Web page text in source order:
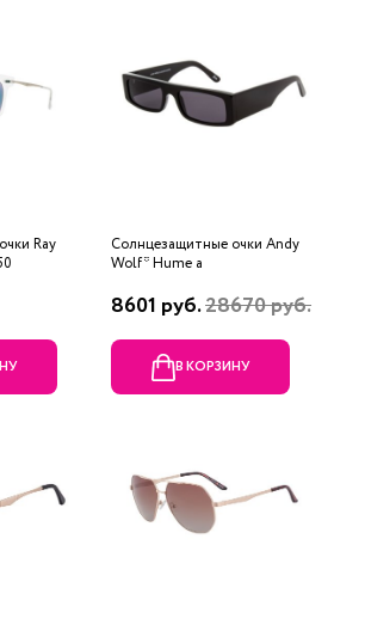
Ray
Солнцезащитные очки Andy
Wolf* Hume a
8601 руб.28670 руб.
В КОРЗИНУ